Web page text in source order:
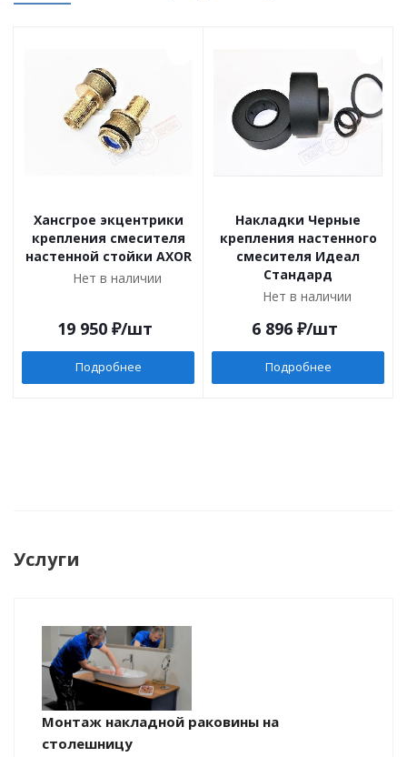
Хансгрое экцентрики
крепления смесителя
настенной стойки AXOR
Нет в наличии
19 950 ₽/шт
Подробнее
Накладки Черные
крепления настенного
смесителя Идеал
Стандард
Нет в наличии
6 896 ₽/шт
Подробнее
Услуги
Монтаж накладной раковины на
столешницу